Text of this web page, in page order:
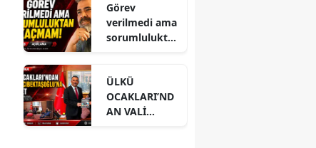
Görev
verilmedi ama
sorumlulukta
ÜLKÜ
OCAKLARI’ND
AN VALİ